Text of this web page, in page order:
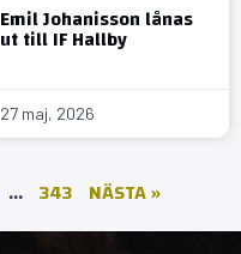
Emil Johanisson lånas
ut till IF Hallby
27 maj, 2026
… 343 NÄSTA »